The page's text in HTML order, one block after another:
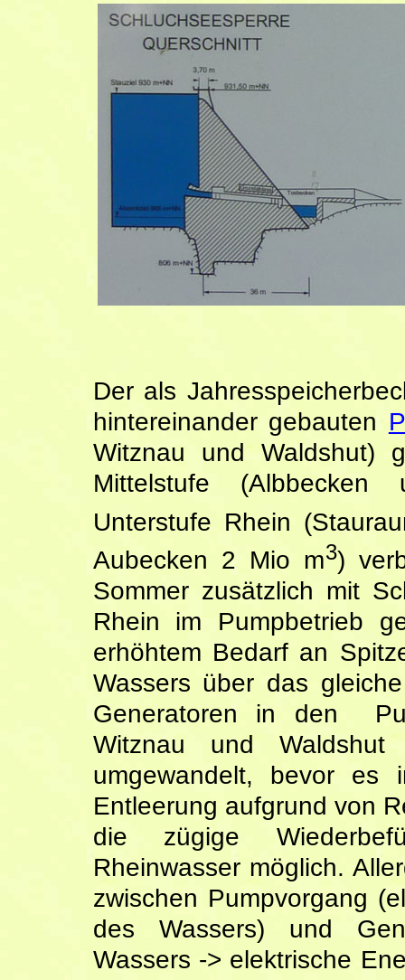
Der als
hintereinander gebauten
Witznau und Waldshut)
Mittelstufe
Unterstufe Rhein
Aubecken 2 Mio m3)
Sommer zusätzlich mit
Rhein im Pumpbetrieb
erhöhtem Bedarf an
Wassers über das
Generatoren in den
Witznau und
umgewandelt, bevor
Entleerung aufgrund von
die zügige
Rheinwasser möglich.
zwischen Pumpvorgang
des Wassers) und
Wassers -> elektrische